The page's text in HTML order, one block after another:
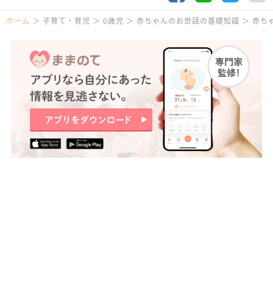
ホーム 子育て・育児 0歳児 赤ちゃんのお世話の基礎知識 赤ち